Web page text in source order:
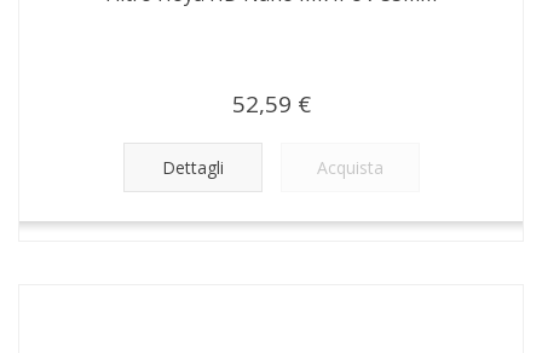
52,59 €
Dettagli Acquista